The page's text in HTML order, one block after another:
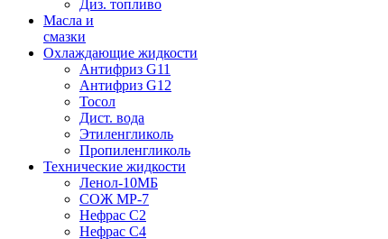
Диз. топливо
Масла и
смазки
Охлаждающие жидкости
Антифриз G11
Антифриз G12
Тосол
Дист. вода
Этиленгликоль
Пропиленгликоль
Технические жидкости
Ленол-10МБ
СОЖ МР-7
Нефрас С2
Нефрас С4